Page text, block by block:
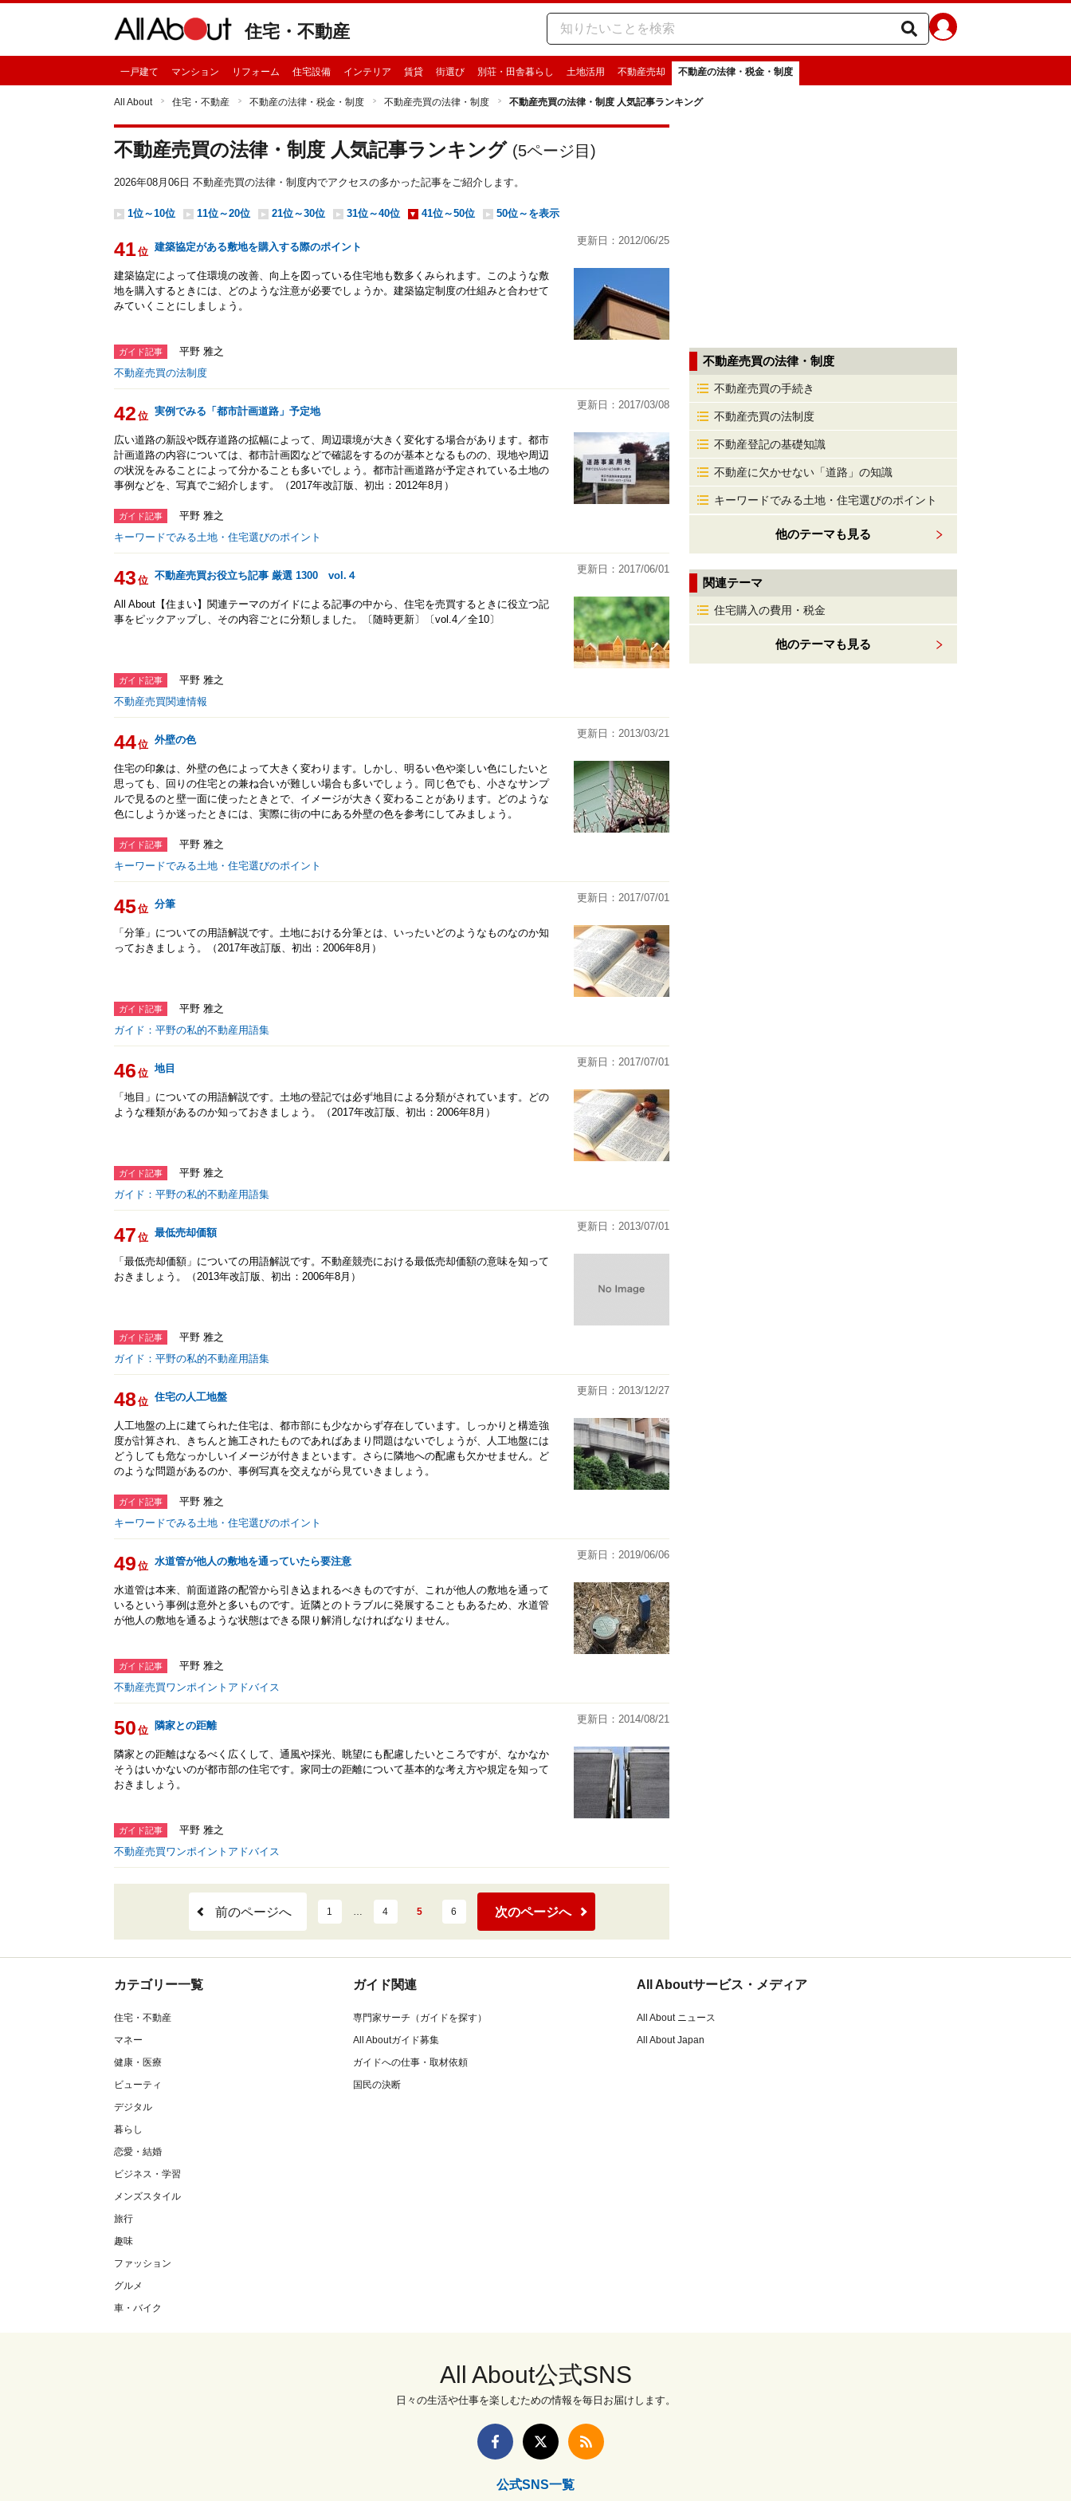
住宅・不動産
一戸建て マンション リフォーム 住宅設備 インテリア 賃貸 街選び 別荘・田舎暮らし 土地活用 不動産売却 不動産の法律・税金・制度
All About 住宅・不動産 不動産の法律・税金・制度 不動産売買の法律・制度 不動産売買の法律・制度 人気記事ランキング
不動産売買の法律・制度 人気記事ランキング (5ページ目)
2026年08月06日 不動産売買の法律・制度内でアクセスの多かった記事をご紹介します。
1位～10位 11位～20位 21位～30位 31位～40位 41位～50位 50位～を表示
41位 建築協定がある敷地を購入する際のポイント
更新日：2012/06/25
建築協定によって住環境の改善、向上を図っている住宅地も数多くみられます。このような敷
地を購入するときには、どのような注意が必要でしょうか。建築協定制度の仕組みと合わせて
みていくことにしましょう。
ガイド記事
平野 雅之
不動産売買の法制度
42 位 実例でみる「都市計画道路」予定地
更新日：2017/03/08
広い道路の新設や既存道路の拡幅によって、周辺環境が大きく変化する場合があります。都市
計画道路の内容については、都市計画図などで確認をするのが基本となるものの、現地や周辺
の状況をみることによって分かることも多いでしょう。都市計画道路が予定されている土地の
事例などを、写真でご紹介します。（2017年改訂版、初出：2012年8月）
ガイド記事
平野 雅之
キーワードでみる土地・住宅選びのポイント
43 位 不動産売買お役立ち記事 厳選 1300 vol.４
更新日：2017/06/01
All About【住まい】関連テーマのガイドによる記事の中から、住宅を売買するときに役立つ記
事をピックアップし、その内容ごとに分類しました。〔随時更新〕〔vol.4／全10〕
ガイド記事
平野 雅之
不動産売買関連情報
44位 外壁の色
更新日：2013/03/21
住宅の印象は、外壁の色によって大きく変わります。しかし、明るい色や楽しい色にしたいと
思っても、回りの住宅との兼ね合いが難しい場合も多いでしょう。同じ色でも、小さなサンプ
ルで見るのと壁一面に使ったときとで、イメージが大きく変わることがあります。どのような
色にしようか迷ったときには、実際に街の中にある外壁の色を参考にしてみましょう。
ガイド記事
平野 雅之
キーワードでみる土地・住宅選びのポイント
45位 分筆
更新日：2017/07/01
「分筆」についての用語解説です。土地における分筆とは、いったいどのようなものなのか知
っておきましょう。（2017年改訂版、初出：2006年8月）
ガイド記事
平野 雅之
ガイド：平野の私的不動産用語集
46 位 地目
更新日：2017/07/01
「地目」についての用語解説です。土地の登記では必ず地目による分類がされています。どの
ような種類があるのか知っておきましょう。（2017年改訂版、初出：2006年8月）
ガイド記事
平野 雅之
ガイド：平野の私的不動産用語集
47 位 最低売却価額
更新日：2013/07/01
「最低売却価額」についての用語解説です。不動産競売における最低売却価額の意味を知って
おきましょう。（2013年改訂版、初出：2006年8月）
ガイド記事
平野 雅之
ガイド：平野の私的不動産用語集
48位 住宅の人工地盤
更新日：2013/12/27
人工地盤の上に建てられた住宅は、都市部にも少なからず存在しています。しっかりと構造強
度が計算され、きちんと施工されたものであればあまり問題はないでしょうが、人工地盤には
どうしても危なっかしいイメージが付きまといます。さらに隣地への配慮も欠かせません。ど
のような問題があるのか、事例写真を交えながら見ていきましょう。
ガイド記事
平野 雅之
キーワードでみる土地・住宅選びのポイント
49 位 水道管が他人の敷地を通っていたら要注意
更新日：2019/06/06
水道管は本来、前面道路の配管から引き込まれるべきものですが、これが他人の敷地を通って
いるという事例は意外と多いものです。近隣とのトラブルに発展することもあるため、水道管
が他人の敷地を通るような状態はできる限り解消しなければなりません。
ガイド記事
平野 雅之
不動産売買ワンポイントアドバイス
50 位 隣家との距離
更新日：2014/08/21
隣家との距離はなるべく広くして、通風や採光、眺望にも配慮したいところですが、なかなか
そうはいかないのが都市部の住宅です。家同士の距離について基本的な考え方や規定を知って
おきましょう。
ガイド記事
平野 雅之
不動産売買ワンポイントアドバイス
前のページへ 1 … 4 5 6 次のページへ
不動産売買の法律・制度
不動産売買の手続き
不動産売買の法制度
不動産登記の基礎知識
不動産に欠かせない「道路」の知識
キーワードでみる土地・住宅選びのポイント
他のテーマも見る
関連テーマ
住宅購入の費用・税金
他のテーマも見る
カテゴリー一覧
住宅・不動産
マネー
健康・医療
ビューティ
デジタル
暮らし
恋愛・結婚
ビジネス・学習
メンズスタイル
旅行
趣味
ファッション
グルメ
車・バイク
ガイド関連
専門家サーチ（ガイドを探す）
All Aboutガイド募集
ガイドへの仕事・取材依頼
国民の決断
All Aboutサービス・メディア
All About ニュース
All About Japan
All About公式SNS
日々の生活や仕事を楽しむための情報を毎日お届けします。
公式SNS一覧